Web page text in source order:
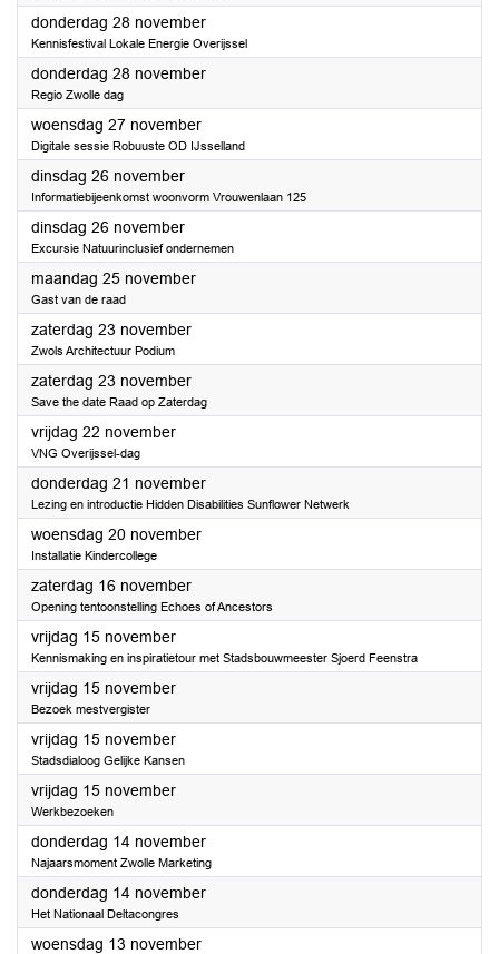
donderdag 28 november2024
Kennisfestival Lokale Energie Overijssel
donderdag 28 november2024
Regio Zwolle dag
woensdag 27 november2024
Digitale sessie Robuuste OD IJsselland
dinsdag 26 november2024
Informatiebijeenkomst woonvorm Vrouwenlaan 125
dinsdag 26 november2024
Excursie Natuurinclusief ondernemen
maandag 25 november2024
Gast van de raad
zaterdag 23 november2024
Zwols Architectuur Podium
zaterdag 23 november2024
Save the date Raad op Zaterdag
vrijdag 22 november2024
VNG Overijssel-dag
donderdag 21 november2024
Lezing en introductie Hidden Disabilities Sunflower Netwerk
woensdag 20 november2024
Installatie Kindercollege
zaterdag 16 november2024
Opening tentoonstelling Echoes of Ancestors
vrijdag 15 november2024
Kennismaking en inspiratietour met Stadsbouwmeester Sjoerd Feenstra
vrijdag 15 november2024
Bezoek mestvergister
vrijdag 15 november2024
Stadsdialoog Gelijke Kansen
vrijdag 15 november2024
Werkbezoeken
donderdag 14 november2024
Najaarsmoment Zwolle Marketing
donderdag 14 november2024
Het Nationaal Deltacongres
woensdag 13 november2024